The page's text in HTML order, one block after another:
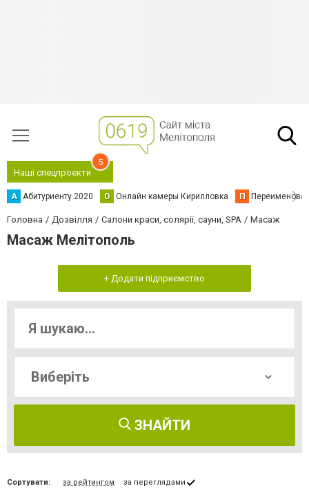
Наші спецпроєкти
5
А Абитуриенту 2020 О Онлайн камеры Кирилловка П
Головна Дозвілля Салони краси, солярії, сауни, SPA Масаж
Масаж Мелітополь
+ Додати підприємство
ЗНАЙТИ
Сортувати: за рейтингом за переглядами